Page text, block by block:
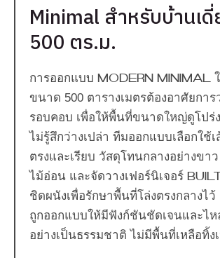
Minimal สำหรับบ้านเดี่
500 ตร.ม.
การออกแบบ Modern Minimal
ขนาด 500 ตารางเมตรต้องอาศัยการ
รอบคอบ เพื่อให้พื้นที่ขนาดใหญ่ดูโปร่
ไม่รู้สึกว่างเปล่า ทีมออกแบบเลือกใช้
ตรงและเรียบ วัสดุโทนกลางอย่างขา
ไม้อ่อน และจัดวางเฟอร์นิเจอร์
ชิดผนังเพื่อรักษาพื้นที่โล่งตรงกลางไว้
ถูกออกแบบให้มีฟังก์ชันชัดเจนและไ
อย่างเป็นธรรมชาติ ไม่มีพื้นที่เหลือทิ้ง